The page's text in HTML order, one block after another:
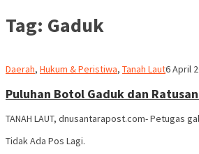
Tag: Gaduk
Daerah, Hukum & Peristiwa, Tanah LautRedaksi
6 April
Puluhan Botol Gaduk dan
TANAH LAUT, dnusantarapost.com- Petugas
Tidak Ada Pos Lagi.